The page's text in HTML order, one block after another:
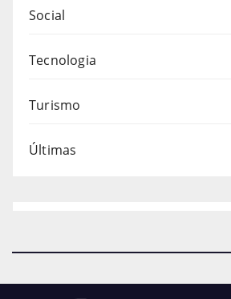
Social
Tecnologia
Turismo
Últimas